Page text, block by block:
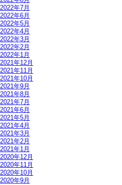
2022年7月
2022年6月
2022年5月
2022年4月
2022年3月
2022年2月
2022年1月
2021年12月
2021年11月
2021年10月
2021年9月
2021年8月
2021年7月
2021年6月
2021年5月
2021年4月
2021年3月
2021年2月
2021年1月
2020年12月
2020年11月
2020年10月
2020年9月